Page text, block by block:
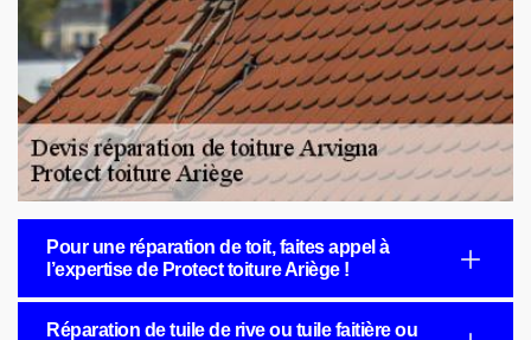
Pour une réparation de toit, faites appel à
l’expertise de Protect toiture Ariège !
Réparation de tuile de rive ou tuile faitière ou